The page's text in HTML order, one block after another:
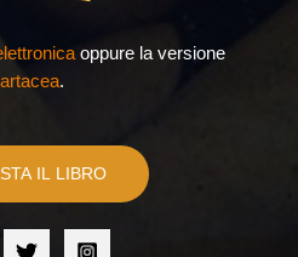
oppure la versione
.
IL LIBRO